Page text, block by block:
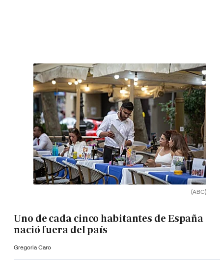
(ABC)
Uno de cada cinco habitantes de España
nació fuera del país
Gregoria Caro